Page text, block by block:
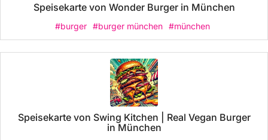
Speisekarte von Wonder Burger in München
#burger #burger münchen #münchen
Speisekarte von Swing Kitchen | Real Vegan Burger
in München